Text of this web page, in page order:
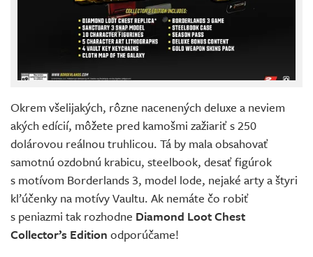
Okrem všelijakých, rôzne nacenených deluxe a neviem
akých edícií, môžete pred kamošmi zažiariť s 250
dolárovou reálnou truhlicou. Tá by mala obsahovať
samotnú ozdobnú krabicu, steelbook, desať figúrok
s motívom Borderlands 3, model lode, nejaké arty a štyri
kľúčenky na motívy Vaultu. Ak nemáte čo robiť
s peniazmi tak rozhodne Diamond Loot Chest
Collector’s Edition odporúčame!